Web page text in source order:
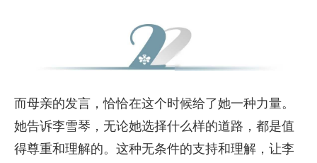
而母亲的发言，恰恰在这个时候给了她一种力量。
她告诉李雪琴，无论她选择什么样的道路，都是值
得尊重和理解的。这种无条件的支持和理解，让李